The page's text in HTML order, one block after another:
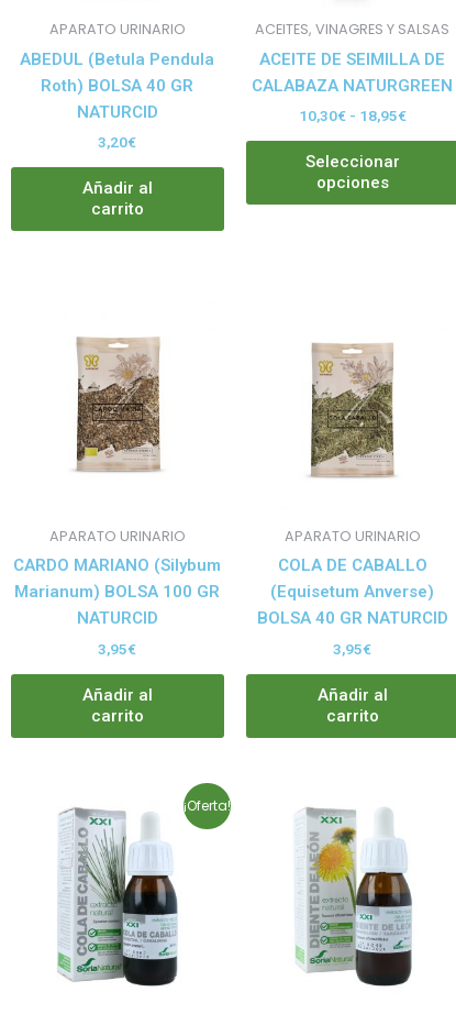
APARATO URINARIO
ABEDUL (Betula Pendula
Roth) BOLSA 40 GR
NATURCID
3,20€
Añadir al
carrito
ACEITES, VINAGRES Y SALSAS
ACEITE DE SEIMILLA DE
CALABAZA NATURGREEN
10,30€ - 18,95€
Seleccionar
opciones
APARATO URINARIO
CARDO MARIANO (Silybum
Marianum) BOLSA 100 GR
NATURCID
3,95€
Añadir al
carrito
APARATO URINARIO
COLA DE CABALLO
(Equisetum Anverse)
BOLSA 40 GR NATURCID
3,95€
Añadir al
carrito
¡Oferta!
Rango
de
precios:
10,95€
hasta
29,57€
Este
producto
opciones